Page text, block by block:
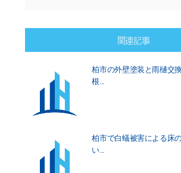
関連記事
柏市の外壁塗装と雨樋交
根...
柏市で白蟻被害による床
い...